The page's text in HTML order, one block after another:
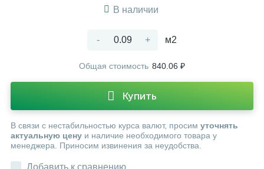
В наличии
- + м2
Общая стоимость 840.06 ₽
Купить
В связи с нестабильностью курса валют, просим уточнять
актуальную цену и наличие необходимого товара у
менеджера. Приносим извинения за неудобства.
Добавить к сравнению